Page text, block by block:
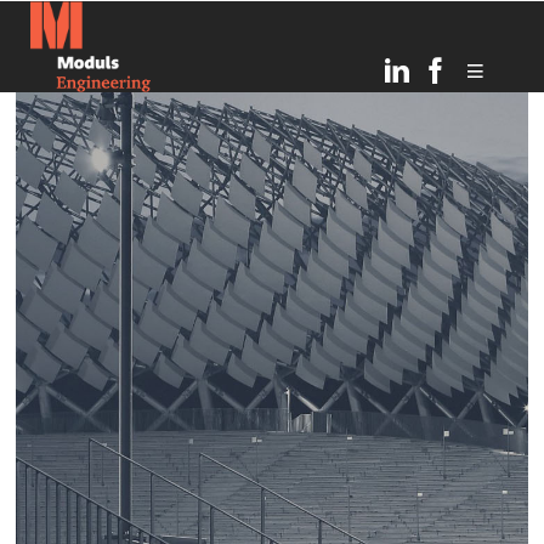
6JULY
2026
TOPOŠĀ OGRES
BĒRNUDĀRZA PAMATOS
IEMŪRĒTA KAPSULA AR
VĒSTĪJUMU NĀKAMAJĀM
PAAUDZĒM
21
MARCH
2025
RĪGAS INFRASTRUKTŪRAS
ATTĪSTĪBA UN DROŠĪBAS
UZLABOŠANA: MODULS
ENGINEERING